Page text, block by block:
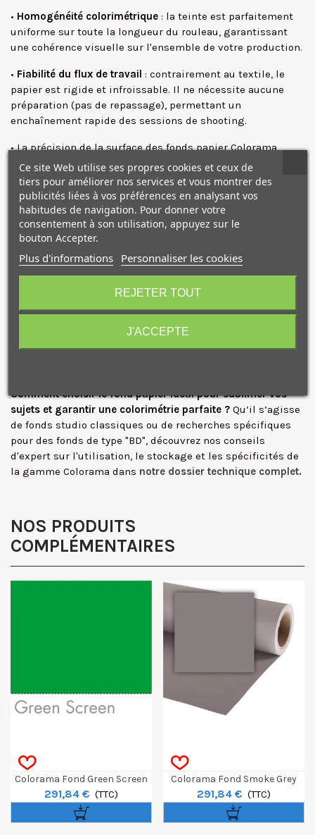
• Homogénéité colorimétrique : la teinte est parfaitement
uniforme sur toute la longueur du rouleau, garantissant
une cohérence visuelle sur l'ensemble de votre production.
• Fiabilité du flux de travail : contrairement au textile, le
papier est rigide et infroissable. Il ne nécessite aucune
préparation (pas de repassage), permettant un
enchaînement rapide des sessions de shooting.
• La précision de la surface des fonds papier Colorama
permettent undétourage rapide et propre.
55 teintes au catalogues, du blanc le plus pur au noir
absolu en passant par les gris d'atelier, le vert
chromagreen (d'incrustation) et les couleurs éditoriales.
Disponible en rouleau de différentes tailles.
Travailler avec Colorama, c'est faire le choix de la sérénité.
En éliminant les imprévus liés à la qualité du support, vous
sécurisez vos flux de travail et vous vous assurez un rendu
professionnel, quel que soit le sujet.
Conditionné dans un carton, le rouleau est protégé par un
film plastique.
Comment choisir le fond papier idéal pour sublimer vos
sujets et garantir une colorimétrie parfaite ? Qu’il s’agisse
de fonds studio classiques ou de recherches spécifiques
pour des fonds de type "BD", découvrez nos conseils
d'expert sur l'utilisation, le stockage et les spécificités de
la gamme Colorama dans notre dossier technique complet.
NOS PRODUITS
COMPLÉMENTAIRES
Colorama Fond Green Screen
3,55 X 15m
291,84 € (TTC)
Colorama Fond Smoke Grey
3,55 X 15m
291,84 € (TTC)
Ce site Web utilise ses propres cookies et ceux de
tiers pour améliorer nos services et vous montrer des
publicités liées à vos préférences en analysant vos
habitudes de navigation. Pour donner votre
consentement à son utilisation, appuyez sur le
bouton Accepter.
Plus d'informations Personnaliser les cookies
REJETER TOUT
J'ACCEPTE
10€ OFFERTS sur votre
premier achat !
J'accepte de recevoir des SMS de la part de la marque.
Obtenir mon code promo.